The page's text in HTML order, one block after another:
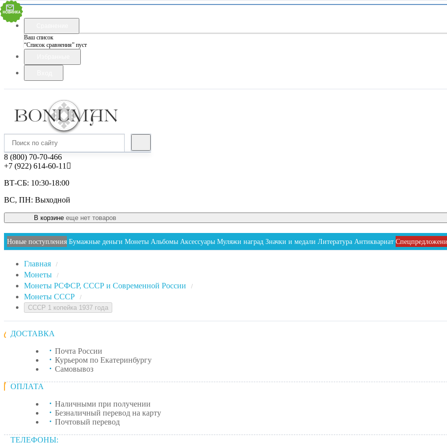
Ваш список
“Список сравнения” пуст
8 (800) 70-70-466
+7 (922) 614-60-11
ВТ-СБ: 10:30-18:00
ВС, ПН: Выходной
В корзине еще нет товаров
Новые поступления Бумажные деньги Монеты Альбомы Аксессуары Муляжи наград Значки и медали Литература Антиквариат
Главная /
Монеты /
Монеты РСФСР, СССР и Современной России /
Монеты СССР /
СССР 1 копейка 1937 года
ДОСТАВКА
Почта России
Курьером по Екатеринбургу
Самовывоз
ОПЛАТА
Наличными при получении
Безналичный перевод на карту
Почтовый перевод
ТЕЛЕФОНЫ: